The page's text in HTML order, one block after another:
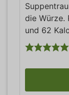
die Würze.
und 62